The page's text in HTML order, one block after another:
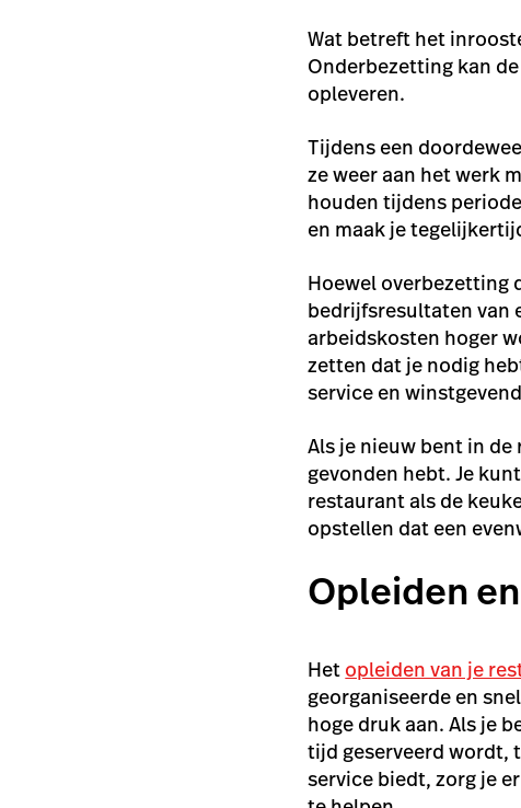
Wat betreft het
Onderbezetting kan
opleveren.
Tijdens een
ze weer aan het werk
houden tijdens
en maak je
Hoewel overbezetting
bedrijfsresultaten van
arbeidskosten hoger
zetten dat je nodig
service en
Als je nieuw bent in
gevonden hebt. Je
restaurant als de
opstellen dat een
Opleiden
Het opleiden van je
georganiseerde en
hoge druk aan. Als je
tijd geserveerd wordt,
service biedt, zorg je